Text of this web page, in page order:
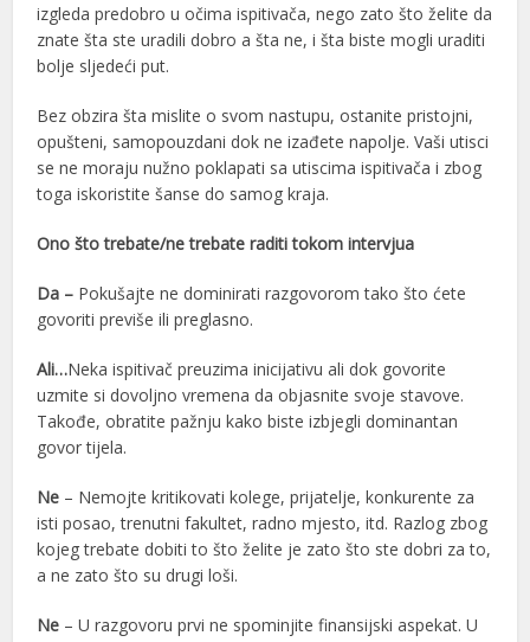
izgleda predobro u očima ispitivača, nego zato što želite da
znate šta ste uradili dobro a šta ne, i šta biste mogli uraditi
bolje sljedeći put.
Bez obzira šta mislite o svom nastupu, ostanite pristojni,
opušteni, samopouzdani dok ne izađete napolje. Vaši utisci
se ne moraju nužno poklapati sa utiscima ispitivača i zbog
toga iskoristite šanse do samog kraja.
Ono što trebate/ne trebate raditi tokom intervjua
Da – Pokušajte ne dominirati razgovorom tako što ćete
govoriti previše ili preglasno.
Ali…Neka ispitivač preuzima inicijativu ali dok govorite
uzmite si dovoljno vremena da objasnite svoje stavove.
Takođe, obratite pažnju kako biste izbjegli dominantan
govor tijela.
Ne – Nemojte kritikovati kolege, prijatelje, konkurente za
isti posao, trenutni fakultet, radno mjesto, itd. Razlog zbog
kojeg trebate dobiti to što želite je zato što ste dobri za to,
a ne zato što su drugi loši.
Ne – U razgovoru prvi ne spominjite finansijski aspekat. U